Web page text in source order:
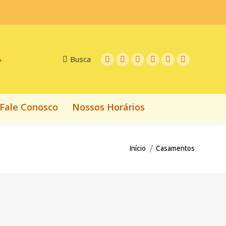
Busca
Fale Conosco Nossos Horários
Você está aqui:
Início Casamentos